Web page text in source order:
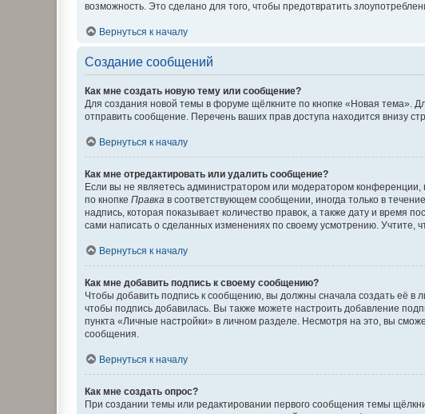
возможность. Это сделано для того, чтобы предотвратить
Вернуться к началу
Создание сообщений
Как мне создать новую тему или сообщение?
Для создания новой темы в форуме щёлкните по кнопке «Новая тема».
отправить сообщение. Перечень ваших прав доступа находится внизу
Вернуться к началу
Как мне отредактировать или удалить сообщение?
Если вы не являетесь администратором или модератором
по кнопке Правка в соответствующем сообщении, иногда только в
надпись, которая показывает количество правок, а также дату и время
сами написать о сделанных изменениях по своему усмотрению. Учтите,
Вернуться к началу
Как мне добавить подпись к своему сообщению?
Чтобы добавить подпись к сообщению, вы должны сначала создать её в
чтобы подпись добавилась. Вы также можете настроить добавление
пункта «Личные настройки» в личном разделе. Несмотря на это, вы
сообщения.
Вернуться к началу
Как мне создать опрос?
При создании темы или редактировании первого сообщения темы